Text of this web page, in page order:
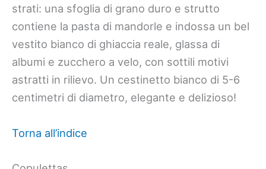
strati: una sfoglia di grano duro e strutto
contiene la pasta di mandorle e indossa un bel
vestito bianco di ghiaccia reale, glassa di
albumi e zucchero a velo, con sottili motivi
astratti in rilievo. Un cestinetto bianco di 5-6
centimetri di diametro, elegante e delizioso!
Torna all’indice